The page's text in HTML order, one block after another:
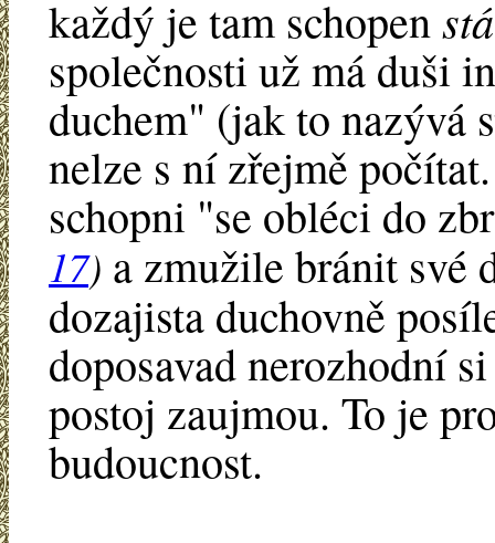
každý je tam schopen
společnosti už má duši
duchem" (jak to nazývá
nelze s ní zřejmě
schopni "se obléci do
17) a zmužile bránit své
dozajista duchovně
doposavad nerozhodní
postoj zaujmou. To je
budoucnost.